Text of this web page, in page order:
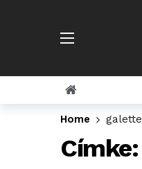
Home galette
Címke: